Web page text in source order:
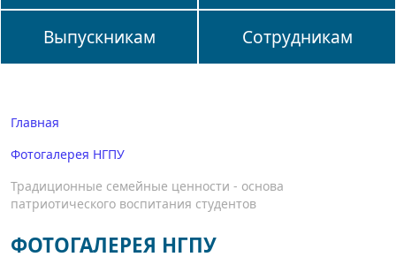
Выпускникам Сотрудникам
Главная
Фотогалерея НГПУ
Традиционные семейные ценности - основа
патриотического воспитания студентов
ФОТОГАЛЕРЕЯ НГПУ